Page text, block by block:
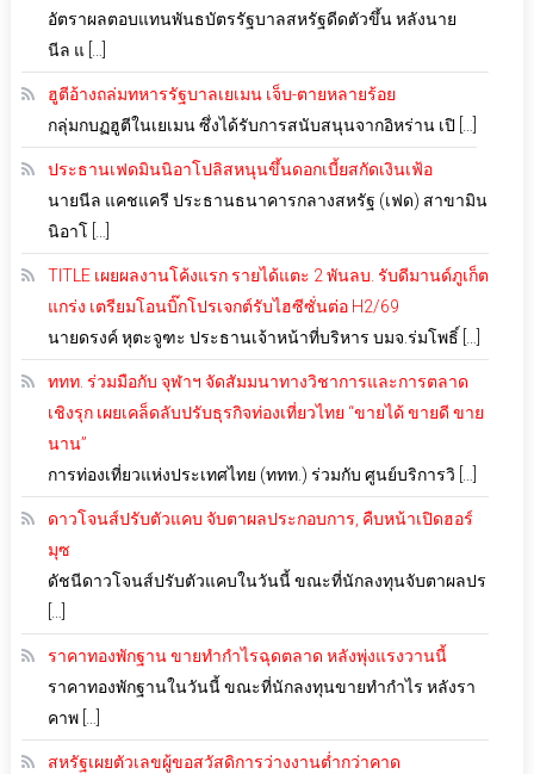
อัตราผลตอบแทนพันธบัตรรัฐบาลสหรัฐดีดตัวขึ้น หลังนาย
นีล แ […]
ฮูตีอ้างถล่มทหารรัฐบาลเยเมน เจ็บ-ตายหลายร้อย
กลุ่มกบฏฮูตีในเยเมน ซึ่งได้รับการสนับสนุนจากอิหร่าน เปิ […]
ประธานเฟดมินนิอาโปลิสหนุนขึ้นดอกเบี้ยสกัดเงินเฟ้อ
นายนีล แคชแครี ประธานธนาคารกลางสหรัฐ (เฟด) สาขามิน
นิอาโ […]
TITLE เผยผลงานโค้งแรก รายได้แตะ 2 พันลบ. รับดีมานด์ภูเก็ต
แกร่ง เตรียมโอนบิ๊กโปรเจกต์รับไฮซีซั่นต่อ H2/69
นายดรงค์ หุตะจูฑะ ประธานเจ้าหน้าที่บริหาร บมจ.ร่มโพธิ์ […]
ททท. ร่วมมือกับ จุฬาฯ จัดสัมมนาทางวิชาการและการตลาด
เชิงรุก เผยเคล็ดลับปรับธุรกิจท่องเที่ยวไทย “ขายได้ ขายดี ขาย
นาน”
การท่องเที่ยวแห่งประเทศไทย (ททท.) ร่วมกับ ศูนย์บริการวิ […]
ดาวโจนส์ปรับตัวแคบ จับตาผลประกอบการ, คืบหน้าเปิดฮอร์
มุซ
ดัชนีดาวโจนส์ปรับตัวแคบในวันนี้ ขณะที่นักลงทุนจับตาผลปร
[…]
ราคาทองพักฐาน ขายทำกำไรฉุดตลาด หลังพุ่งแรงวานนี้
ราคาทองพักฐานในวันนี้ ขณะที่นักลงทุนขายทำกำไร หลังรา
คาพ […]
สหรัฐเผยตัวเลขผู้ขอสวัสดิการว่างงานต่ำกว่าคาด